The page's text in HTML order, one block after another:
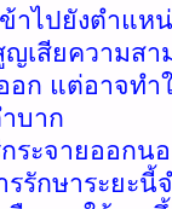
าไปยังตำแห
เสียความสา
ก แต่อาจทำ
บาก
ระจายออกน
รักษาระยะนี้